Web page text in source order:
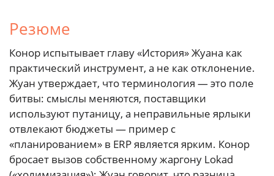
Резюме
Конор испытывает главу «История» Жуана как
практический инструмент, а не как отклонение.
Жуан утверждает, что терминология — это поле
битвы: смыслы меняются, поставщики
используют путаницу, а неправильные ярлыки
отвлекают бюджеты — пример с
«планированием» в ERP является ярким. Конор
бросает вызов собственному жаргону Lokad